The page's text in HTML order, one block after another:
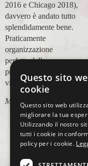
gentili, affettuosi e si fanno
in quattro per aiutare i
runner viaggiatori in ogni
circostanza. Abbiamo
modo di appoggiarci a loro
in più occasioni, per delle
maratone (NYC18, Praga
19, Valencia 19,
21, NYC 22) e ci siamo
affidati a loro per Chicago
23 (ottobre) perché
sappiamo di essere in
a persone non solo
competenti sul running, e
sulle città, ma anche
Questo sito
cookie
Questo sito web
migliorare la tua
Utilizzando il nostro
tutti i cookie in
policy per i cookie.